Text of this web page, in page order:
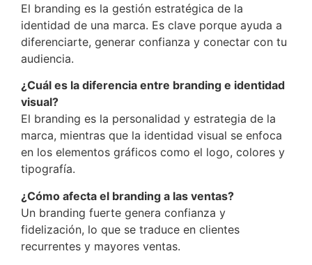
El branding es la gestión estratégica de la
identidad de una marca. Es clave porque ayuda a
diferenciarte, generar confianza y conectar con tu
audiencia.
¿Cuál es la diferencia entre branding e identidad
visual?
El branding es la personalidad y estrategia de la
marca, mientras que la identidad visual se enfoca
en los elementos gráficos como el logo, colores y
tipografía.
¿Cómo afecta el branding a las ventas?
Un branding fuerte genera confianza y
fidelización, lo que se traduce en clientes
recurrentes y mayores ventas.